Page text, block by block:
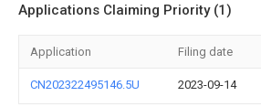
Applications Claiming Priority (1)
Application Filing date
CN202322495146.5U 2023-09-14